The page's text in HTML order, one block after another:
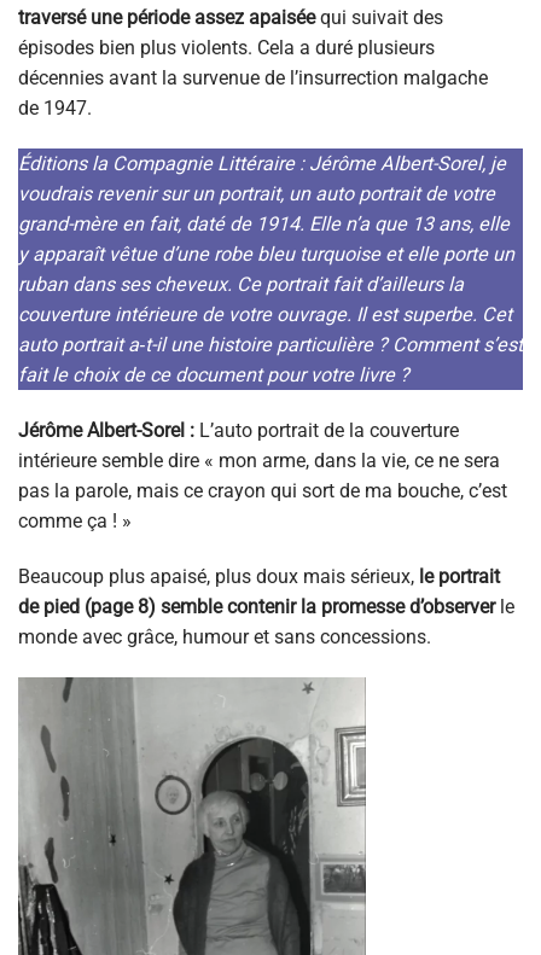
traversé une période assez apaiséequi suivait des
épisodes bien plus violents. Cela a duré plusieurs
décennies avant la survenue de l’insurrection malgache
de 1947.
Éditions la Compagnie Littéraire : Jérôme Albert-Sorel, je
voudrais revenir sur un portrait, un auto portrait de votre
grand-mère en fait, daté de 1914. Elle n’a que 13 ans, elle
y apparaît vêtue d’une robe bleu turquoise et elle porte un
ruban dans ses cheveux. Ce portrait fait d’ailleurs la
couverture intérieure de votre ouvrage. Il est superbe. Cet
auto portrait a‑t-il une histoire particulière ? Comment s’est
fait le choix de ce document pour votre livre ?
Jérôme Albert-Sorel : L’auto portrait de la couverture
intérieure semble dire « mon arme, dans la vie, ce ne sera
pas la parole, mais ce crayon qui sort de ma bouche, c’est
comme ça ! »
Beaucoup plus apaisé, plus doux mais sérieux, le portrait
de pied (page 8) semble contenir la promesse d’observerle
monde avec grâce, humour et sans concessions.